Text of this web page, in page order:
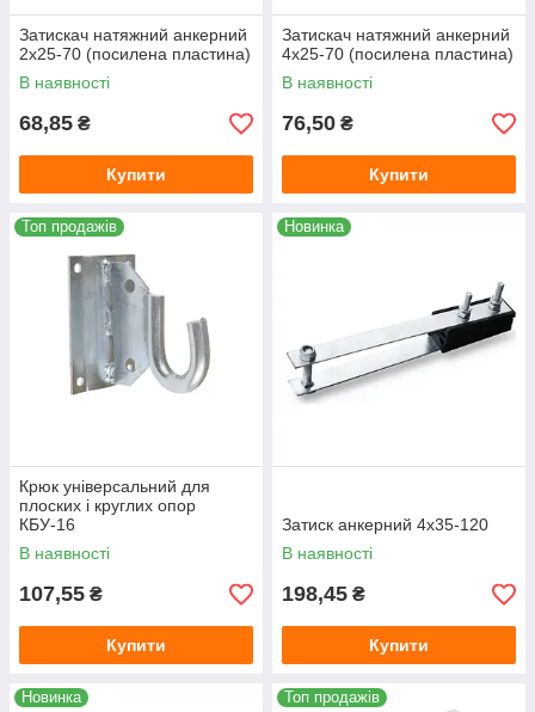
Затискач натяжний анкерний
2х25-70 (посилена пластина)
В наявності
68,85 ₴
Купити
Затискач натяжний анкерний
4х25-70 (посилена пластина)
В наявності
76,50 ₴
Купити
Топ продажів
Крюк універсальний для
плоских і круглих опор
КБУ-16
В наявності
107,55 ₴
Купити
Новинка
Затиск анкерний 4х35-120
В наявності
198,45 ₴
Купити
Новинка Топ продажів